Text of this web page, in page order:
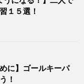
１５選！
に】ゴールキーパ
！